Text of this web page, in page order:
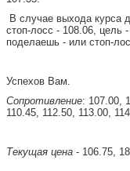
В случае выхода курса
стоп-лосс - 108.06, цель
поделаешь - или стоп-
Успехов Вам.
Сопротивление: 107.00,
110.45, 112.50, 113.00,
Текущая цена - 106.75,